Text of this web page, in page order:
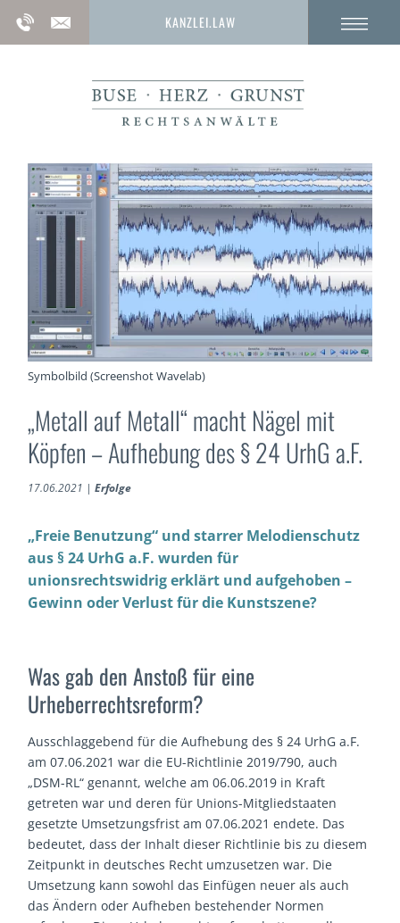
KANZLEI.LAW
Symbolbild (Screenshot Wavelab)
„Metall auf Metall“ macht Nägel mit
Köpfen – Aufhebung des § 24 UrhG a.F.
17.06.2021 |Erfolge
„Freie Benutzung“ und starrer Melodienschutz
aus § 24 UrhG a.F. wurden für
unionsrechtswidrig erklärt und aufgehoben –
Gewinn oder Verlust für die Kunstszene?
Was gab den Anstoß für eine
Urheberrechtsreform?
Ausschlaggebend für die Aufhebung des § 24 UrhG a.F.
am 07.06.2021 war die EU-Richtlinie 2019/790, auch
„DSM-RL“ genannt, welche am 06.06.2019 in Kraft
getreten war und deren für Unions-Mitgliedstaaten
gesetzte Umsetzungsfrist am 07.06.2021 endete. Das
bedeutet, dass der Inhalt dieser Richtlinie bis zu diesem
Zeitpunkt in deutsches Recht umzusetzen war. Die
Umsetzung kann sowohl das Einfügen neuer als auch
das Ändern oder Aufheben bestehender Normen